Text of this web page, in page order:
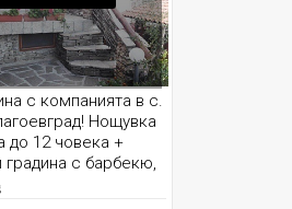
с компанията в с.
Нощувка
до 12 човека +
градина с барбекю,
къща